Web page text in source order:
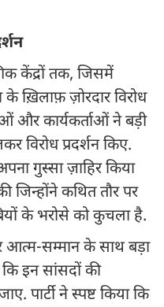
केंद्रों तक, जिसमें
के ख़िलाफ़ ज़ोरदार विरोध
और कार्यकर्ताओं ने बड़ी
विरोध प्रदर्शन किए.
गुस्सा ज़ाहिर किया
जिन्होंने कथित तौर पर
के भरोसे को कुचला है.
आत्म-सम्मान के साथ बड़ा
इन सांसदों की
पार्टी ने स्पष्ट किया कि